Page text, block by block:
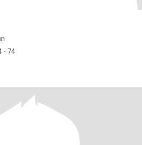
- 74